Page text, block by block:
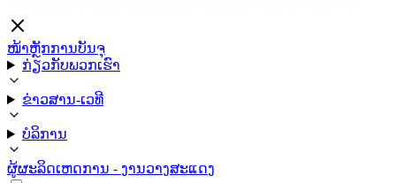
ໜ້າຫຼັກການບັນຈຸ
ກ່ຽວກັບພວກເຮົາ
ຂ່າວສານ-ເວທີ
ບໍລິການ
ຜູ້ຜະລິດເຫດການ - ງານວາງສະແດງ